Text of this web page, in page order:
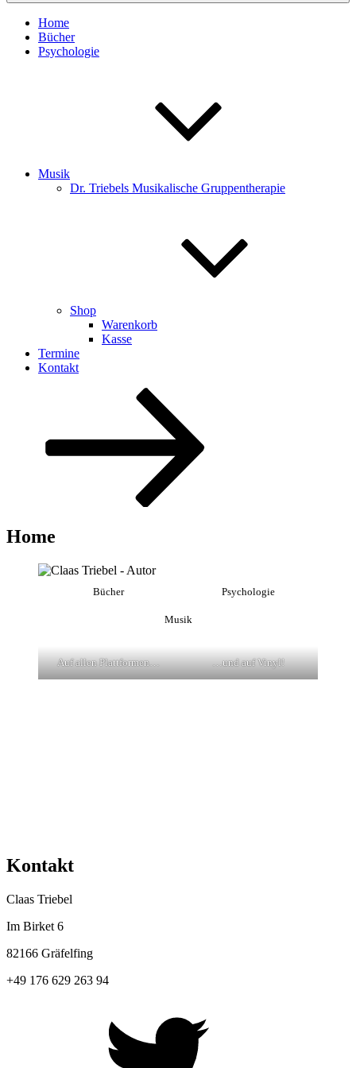
Home
Bücher
Psychologie
Musik
Dr. Triebels Musikalische Gruppentherapie
Shop
Warenkorb
Kasse
Termine
Kontakt
Home
Bücher Psychologie
Musik
Auf allen Plattformen… …und auf Vinyl!
Kontakt
Claas Triebel
Im Birket 6
82166 Gräfelfing
+49 176 629 263 94